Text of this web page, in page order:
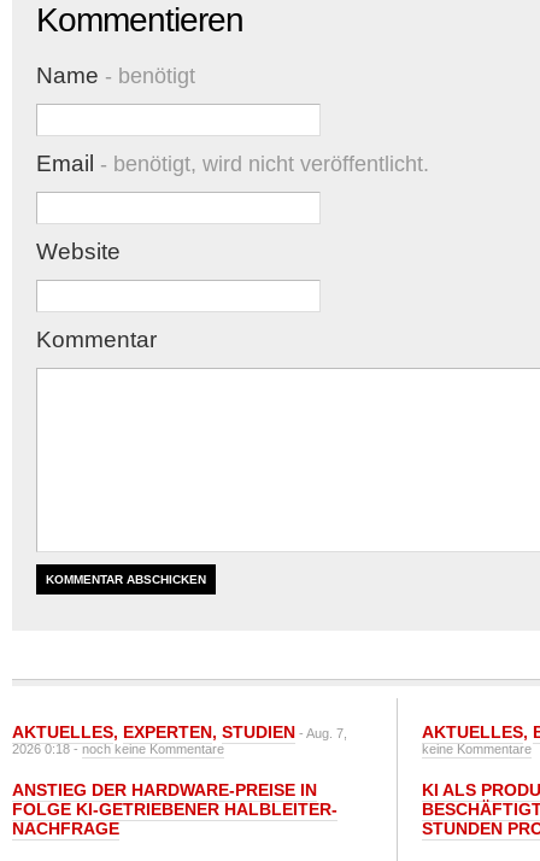
Kommentieren
Name - benötigt
Email - benötigt, wird nicht veröffentlicht.
Website
Kommentar
AKTUELLES, EXPERTEN, STUDIEN - Aug. 7,
2026 0:18 -noch keine Kommentare
ANSTIEG DER HARDWARE-PREISE IN
FOLGE KI-GETRIEBENER HALBLEITER-
NACHFRAGE
AKTUELLES,
keine Kommentare
KI ALS
STUNDEN